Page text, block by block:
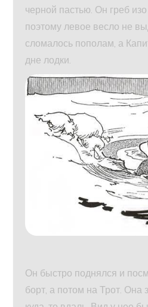
черной пастью. Он греб
поэтому левое весло не
сломалось пополам, а
дне лодки.
Он быстро поднялся и
борт, а потом на Трот. Она